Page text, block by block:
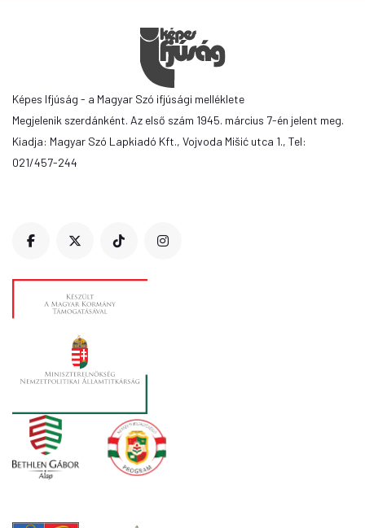
Képes Ifjúság - a Magyar Szó ifjúsági melléklete
Megjelenik szerdánként. Az első szám 1945. március 7-én jelent meg.
Kiadja: Magyar Szó Lapkiadó Kft., Vojvoda Mišić utca 1., Tel:
021/457-244